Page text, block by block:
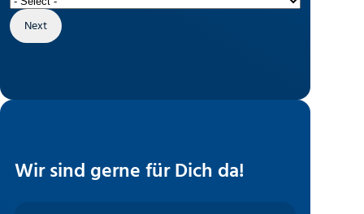
Wir sind gerne für Dich da!